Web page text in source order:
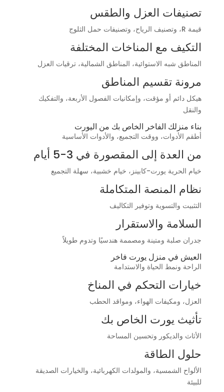
تصنيفات العزل والطقس
قيمة R، وتصنيف الرياح، وتصنيفات حمل الثلوج
التكيف مع المناخات المختلفة
المناطق شبه الاستوائية، المناطق الشمالية، ترقيات العزل
مرونة تقسيم المناطق
هيكل دائم أو مؤقت، وإمكانيات الفصول الأربعة، والتفكيك
والنقل
بناء منزلك الفاخر الخاص بك من اليورت
أطقم الأدوات، ووقت التجميع، والأدوات الأساسية
من العدة إلى المقصورة في 3-5 أيام
خيام الحرية يورت-كابينز، خيام خشبية، سهلة التجميع
نظام المنصة المتكاملة
التثبيت والتسوية وتوفير التكاليف
السلامة والاستقرار
جدران صلبة ومتينة ومصممة هندسيًا وتدوم طويلاً
العيش في منزل يورت فاخر
الراحة ونمط الحياة والاستدامة
خيارات التحكم في المناخ
العزل، ومكيفات الهواء، ومواقد الحطب
تأثيث يورت الخاص بك
الأثاث والديكور وتحسين المساحة
حلول الطاقة
الألواح الشمسية، والمولدات الكهربائية، والخيارات الصديقة
للبيئة